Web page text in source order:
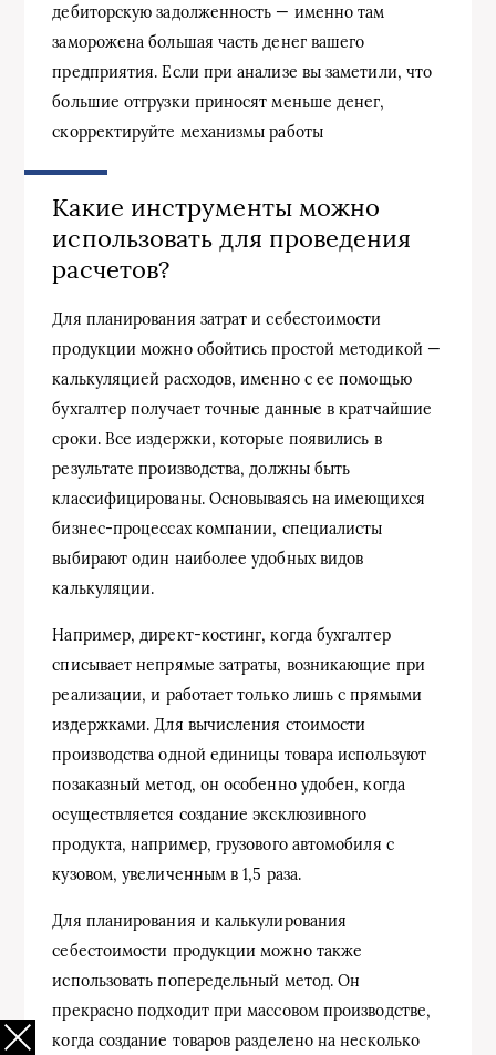
дебиторскую задолженность — именно там
заморожена большая часть денег вашего
предприятия. Если при анализе вы заметили, что
большие отгрузки приносят меньше денег,
скорректируйте механизмы работы
Какие инструменты можно
использовать для проведения
расчетов?
Для планирования затрат и себестоимости
продукции можно обойтись простой методикой —
калькуляцией расходов, именно с ее помощью
бухгалтер получает точные данные в кратчайшие
сроки. Все издержки, которые появились в
результате производства, должны быть
классифицированы. Основываясь на имеющихся
бизнес-процессах компании, специалисты
выбирают один наиболее удобных видов
калькуляции.
Например, директ-костинг, когда бухгалтер
списывает непрямые затраты, возникающие при
реализации, и работает только лишь с прямыми
издержками. Для вычисления стоимости
производства одной единицы товара используют
позаказный метод, он особенно удобен, когда
осуществляется создание эксклюзивного
продукта, например, грузового автомобиля с
кузовом, увеличенным в 1,5 раза.
Для планирования и калькулирования
себестоимости продукции можно также
использовать попередельный метод. Он
прекрасно подходит при массовом производстве,
когда создание товаров разделено на несколько